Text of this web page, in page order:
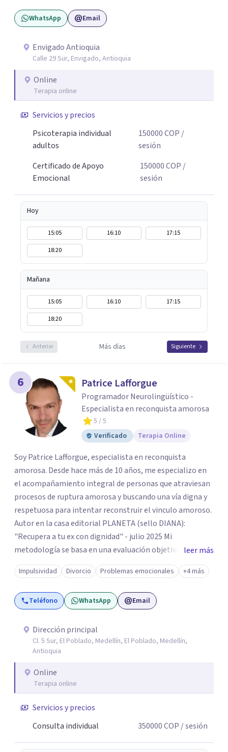
acompañarte en ese proceso.
WhatsApp Email
Envigado Antioquia
Calle 29 Sur, Envigado, Antioquia
Online
Terapia online
Servicios y precios
Psicoterapia individual
adultos
150000COP /
sesión
Certificado de Apoyo
Emocional
150000COP /
sesión
Hoy
15:05 16:10
17:15
18:20
Mañana
15:05 16:10
17:15
18:20
Anterior Más días Siguiente
6 Patrice Lafforgue
Programador Neurolingüístico -
Especialista en reconquista amorosa
5 / 5
Verificado
Terapia Online
Soy Patrice Lafforgue, especialista en reconquista
amorosa. Desde hace más de 10 años, me especializo en
el acompañamiento integral de personas que atraviesan
procesos de ruptura amorosa y buscando una vía digna y
respetuosa para intentar reconstruir el vinculo amoroso.
Autor en la casa editorial PLANETA (sello DIANA):
"Recupera a tu ex con dignidad" - julio 2025 Mi
metodología se basa en una evaluación objetiva de
escenarios según la necesidad del paciente, centrada en
tres ejes fundamentales: 1- Análisis de viabilidad:
estimación de probabilidades reales de recuperación de la
relación de pareja 2- Análisis conductual: evaluación de
interacción 3- Soporte emocional: acompañamiento
para la gestión del duelo afectivo
leer más
Impulsividad Divorcio Problemas emocionales +4 más
Teléfono WhatsApp Email
Dirección principal
Cl. 5 Sur, El Poblado, Medellín, El Poblado, Medellín,
Antioquia
Online
Terapia online
Servicios y precios
Consulta individual
350000COP / sesión